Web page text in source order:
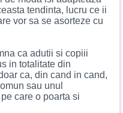
tendinta, lucru ce ii
vor sa se asorteze cu
ca adutii si copiii
in totalitate din
ca, din cand in cand,
sau unul
pe care o poarta si